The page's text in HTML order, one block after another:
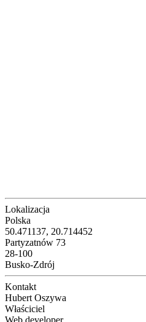
Lokalizacja
Polska
50.471137, 20.714452
Partyzatnów 73
28-100
Busko-Zdrój
Kontakt
Hubert Oszywa
Właściciel